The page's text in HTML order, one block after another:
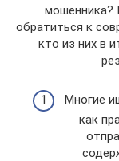
мошенника?
обратиться к
кто из них в
Многие
как